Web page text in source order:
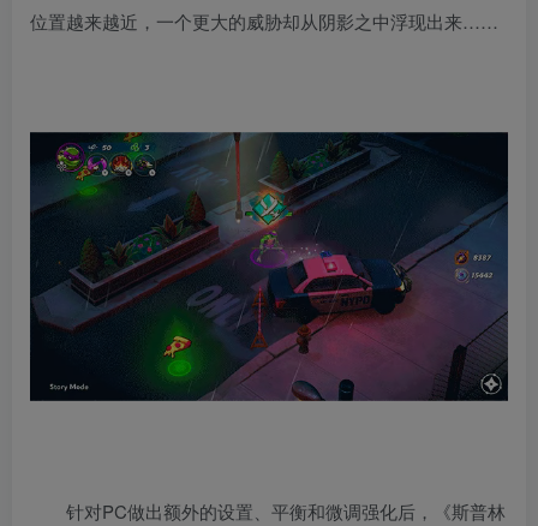
位置越来越近，一个更大的威胁却从阴影之中浮现出来……
针对PC做出额外的设置、平衡和微调强化后，《斯普林